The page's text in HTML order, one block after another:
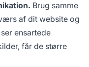
Brug samme
af dit website og
ensartede
får de større